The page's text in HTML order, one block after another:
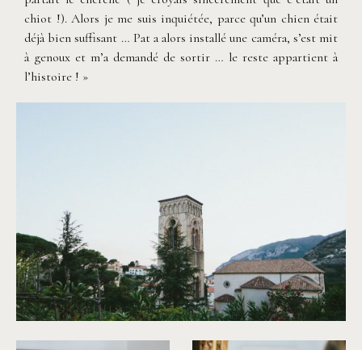
chiot !). Alors je me suis inquiétée, parce qu’un chien était
déjà bien suffisant … Pat a alors installé une caméra, s’est mit
à genoux et m’a demandé de sortir … le reste appartient à
l’histoire ! »